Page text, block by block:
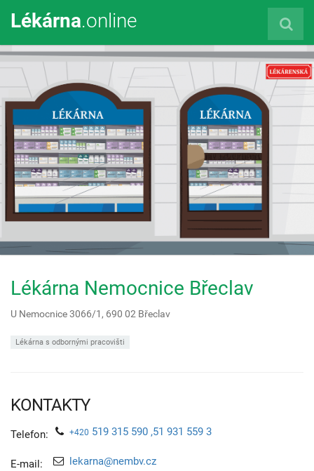
Lékárna.online
Lékárna Nemocnice Břeclav
U Nemocnice 3066/1, 690 02 Břeclav
Lékárna s odbornými pracovišti
KONTAKTY
Telefon: +420 519 315 590 ,51 931 559 3
E-mail: lekarna@nembv.cz